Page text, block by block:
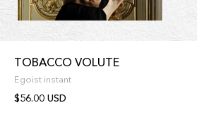
TOBACCO VOLUTE
Egoist instant
$56.00 USD